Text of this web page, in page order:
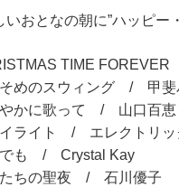
いおとなの朝に”ハッピ
TIME
めのスウィング / 甲斐
かに歌って / 山口百恵
ライト / エレクトリッ
も / Crystal Kay
ちの聖夜 / 石川優子